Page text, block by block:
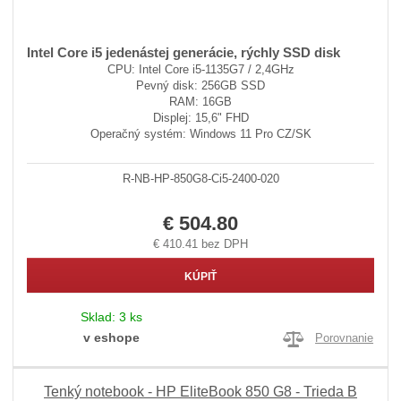
Intel Core i5 jedenástej generácie, rýchly SSD disk
CPU: Intel Core i5-1135G7 / 2,4GHz
Pevný disk: 256GB SSD
RAM: 16GB
Displej: 15,6" FHD
Operačný systém: Windows 11 Pro CZ/SK
R-NB-HP-850G8-Ci5-2400-020
€ 504.80
€ 410.41 bez DPH
KÚPIŤ
Sklad: 3 ks
v eshope
Porovnanie
Tenký notebook - HP EliteBook 850 G8 - Trieda B